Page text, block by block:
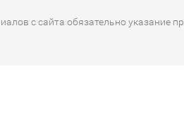
с сайта обязательно указание